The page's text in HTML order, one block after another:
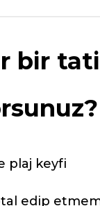
bir
edip